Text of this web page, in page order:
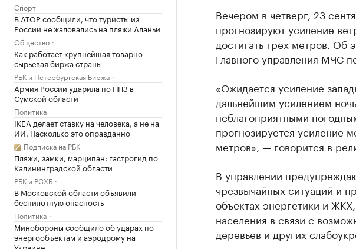
Спорт
В АТОР сообщили, что туристы из
России не жаловались на пляжи Аланьи
Общество
Как работает крупнейшая товарно-
сырьевая биржа страны
РБК и Петербургская Биржа
Армия России ударила по НПЗ в
Сумской области
Политика
IKEA делает ставку на человека, а не на
ИИ. Насколько это оправданно
Подписка на РБК
Пляжи, замки, марципан: гастрогид по
Калининградской области
РБК и РСХБ
В Московской области объявили
беспилотную опасность
Политика
Минобороны сообщило об ударах по
энергообъектам и аэродрому на
Украине
Вечером в четверг, 23
прогнозируют усиление
достигать трех метров. Об
Главного управления МЧС
«Ожидается усиление
дальнейшим усилением
неблагоприятными
прогнозируется усиление
метров», — говорится в
В управлении
чрезвычайных ситуаций и
объектах энергетики и
населения в связи с
деревьев и других